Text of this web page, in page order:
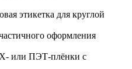
этикетка для круглой
оформления
или ПЭТ-плёнки с